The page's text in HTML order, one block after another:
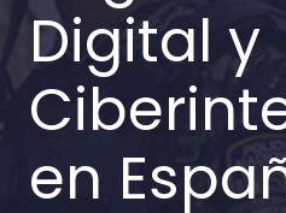
Digital y
en